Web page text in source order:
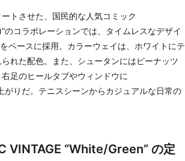
トさせた、国民的な人気コミック
のコラボレーションでは、タイムレスなデザイ
ベースに採用。カラーウェイは、ホワイトにテ
れた配色。また、シュータンにはピーナッツ
足のヒールタブやウィンドウに
がりだ。テニスシーンからカジュアルな日常の
VINTAGE “White/Green” の定